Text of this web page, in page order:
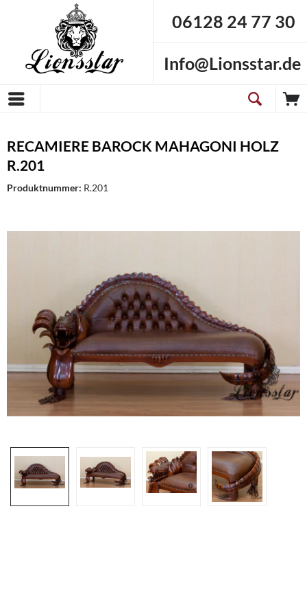
06128 24 77 30
Info@Lionsstar.de
RECAMIERE BAROCK MAHAGONI HOLZ
R.201
Produktnummer: R.201